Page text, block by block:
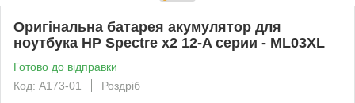
Оригінальна батарея акумулятор для
ноутбука HP Spectre x2 12-A серии - ML03XL
Готово до відправки
Код: A173-01
Роздріб